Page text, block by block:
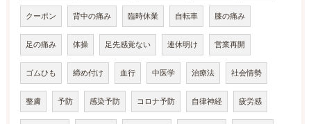
クーポン 背中の痛み 臨時休業 自転車 膝の痛み
足の痛み 体操 足先感覚ない 連休明け 営業再開
ゴムひも 締め付け 血行 中医学 治療法 社会情勢
整膚 予防 感染予防 コロナ予防 自律神経 疲労感